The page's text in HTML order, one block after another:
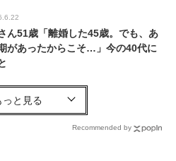
ん51歳「離婚した45歳。でも、あ
があったからこそ…」今の40代に
バ派】白Tシャツは「パール×ゴー
Recommended by